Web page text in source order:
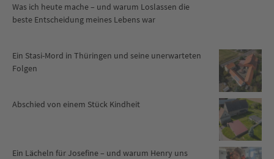
Was ich heute mache – und warum Loslassen die
beste Entscheidung meines Lebens war
Ein Stasi-Mord in Thüringen und seine unerwarteten
Folgen
Abschied von einem Stück Kindheit
Ein Lächeln für Josefine – und warum Henry uns